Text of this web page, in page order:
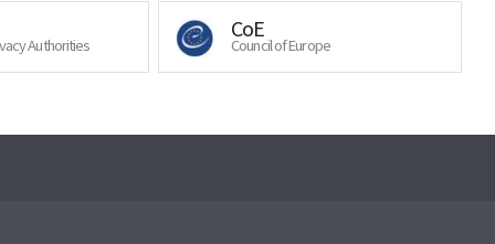
Authorities
CoE
Council of Europe